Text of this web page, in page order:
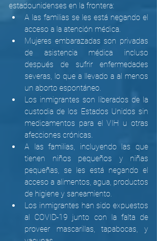
estadounidenses en la frontera:
A las familias se les está negando el
acceso a la atención médica.
Mujeres embarazadas son privadas
de asistencia médica incluso
después de sufrir enfermedades
severas, lo que a llevado a al menos
un aborto espontáneo.
Los inmigrantes son liberados de la
custodia de los Estados Unidos sin
medicamentos para el VIH u otras
afecciones crónicas.
A las familias, incluyendo las que
tienen niños pequeños y niñas
pequeñas, se les está negando el
acceso a alimentos, agua, productos
de higiene y saneamiento.
Los inmigrantes han sido expuestos
al COVID-19 junto con la falta de
proveer mascarillas, tapabocas, y